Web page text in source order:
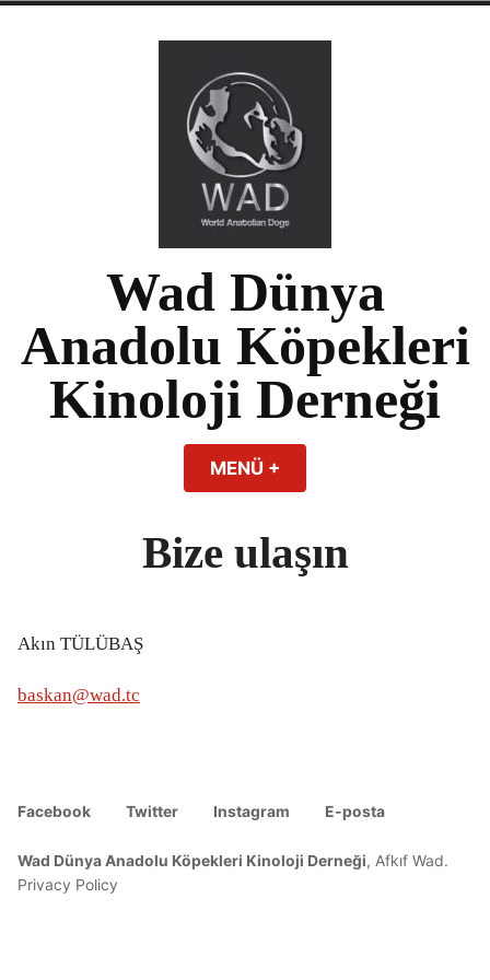
Wad Dünya
Anadolu Köpekleri
Kinoloji Derneği
MENÜ +
Bize ulaşın
Akın TÜLÜBAŞ
baskan@wad.tc
Facebook Twitter Instagram E-posta
Wad Dünya Anadolu Köpekleri Kinoloji Derneği, Afkıf Wad.
Privacy Policy